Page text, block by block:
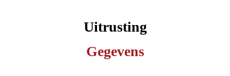
Uitrusting
Gegevens